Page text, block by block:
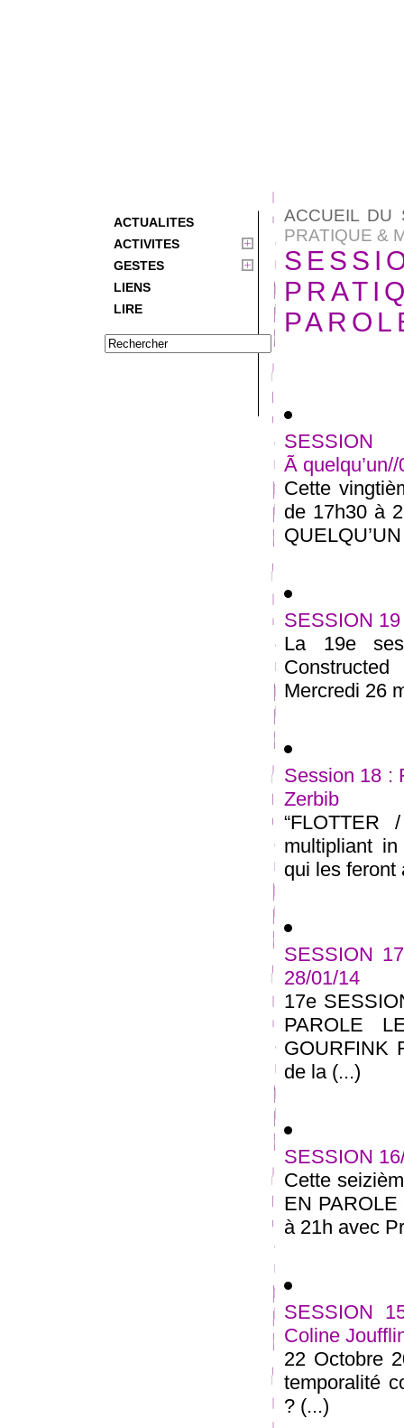
ACTUALITES
ACTIVITES
GESTES
LIENS
LIRE
ACCUEIL DU
PRATIQUE &
Ã
Cette
de 17h30 à
SESSION
La 19e
Mercredi 26
Session 18 :
Zerbib
“FLOTTER
multipliant
qui les feront
SESSION
28/01/14
17e
PAROLE
GOURFINK
de la (...)
SESSION
Cette
EN
à 21h avec
SESSION
Coline
22 Octobre
temporalité
? (...)